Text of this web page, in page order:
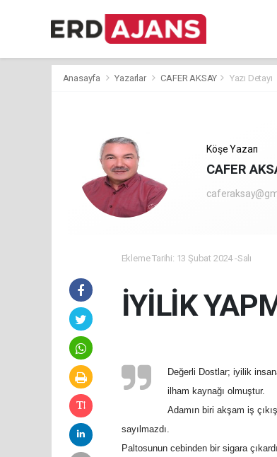
Anasayfa Yazarlar CAFER AKSAY Yazı Detayı
Köşe Yazarı
CAFER
Ekleme Tarihi: 13 Şubat 2024 -Salı
İYİLİK
Değerli Dostlar; iyilik
ilham kaynağı olmuştur.
Adamın biri akşam iş
sayılmazdı.
Paltosunun cebinden bir sigara